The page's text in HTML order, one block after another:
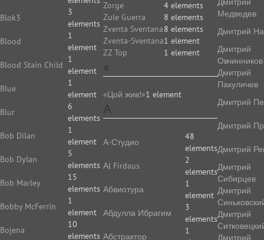
Blok3
3
elements
Blood
1
element
Blood Stain Child
1
element
Blue
1
element
Blur
6
elements
Bob Dilan
1
element
Bob Dylan
5
elements
Bob Marley
15
elements
Bobby McFerrin
1
element
Bojena
10
elements
Zorge
4 elements
Zule Guerra
8 elements
Zventa Sventana8 elements
Zventa-Sventana1 element
ZZ Top
1 element
«
«Цой жив!»1 element
А
А-Студио
48
elements
Аl Firdaus
2
elements
Абвиотура
1
element
Абдулла Ибрагим
3
elements
Абстрактор
1
Медведев
Дмитрий
Дмитрий
Овчинников
Дмитрий
Пакуличев
Дмитрий
Дмитрий
Дмитрий
Дмитрий
Сибирцев
Дмитрий
Дмитрий
Дмитрий